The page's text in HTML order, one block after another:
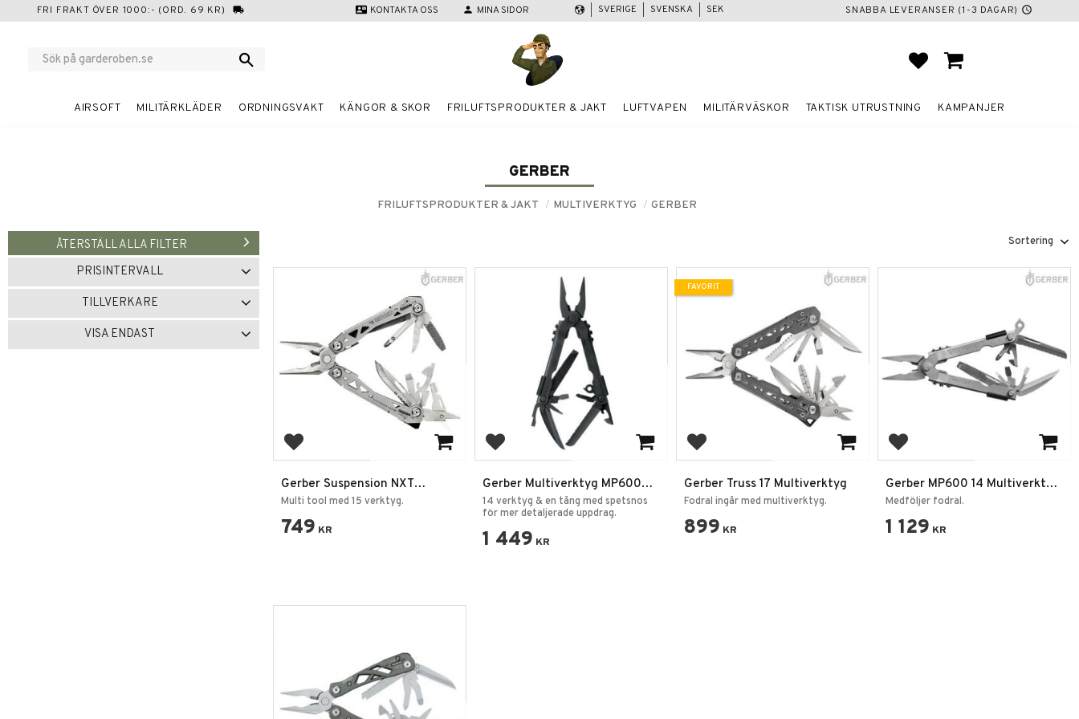
FRI FRAKT ÖVER 1000:- (ORD. 69 KR) local_shipping contact_mail KONTAKTA OSS person MINA SIDOR SNABBA LEVERANSER (1-3 DAGAR) schedule
SVERIGE SVENSKA SEK
FAVORITER
KUNDVAGN
AIRSOFT MILITÄRKLÄDER ORDNINGSVAKT KÄNGOR & SKOR FRILUFTSPRODUKTER & JAKT LUFTVAPEN MILITÄRVÄSKOR TAKTISK UTRUSTNING KAMPANJER
GERBER
FRILUFTSPRODUKTER & JAKT MULTIVERKTYG GERBER
ÅTERSTÄLL ALLA FILTER
PRISINTERVALL
749 1 449
TILLVERKARE
GERBER
5
VISA ENDAST
Välj sortering
Lägg till i favoriter
Gerber Suspension NXT
Multiverktyg Stainless steel
Multi tool med 15 verktyg.
749 KR
Lägg till i favoriter
Gerber Multiverktyg MP600
Needlenose Svart
14 verktyg & en tång med spetsnos
för mer detaljerade uppdrag.
1 449 KR
Lägg till i favoriter
Gerber Truss 17 Multiverktyg
Fodral ingår med multiverktyg.
899 KR
FAVORIT
Lägg till i favoriter
Gerber MP600 14 Multiverktyg
Spetsnos Stainless
Medföljer fodral.
1 129 KR